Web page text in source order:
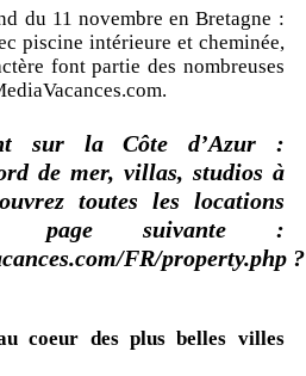
du 11 novembre en Bretagne :
piscine intérieure et cheminée,
font partie des nombreuses
sur la Côte d’Azur :
de mer, villas, studios à
toutes les locations
suivante :
FR/property.php ?
coeur des plus belles villes